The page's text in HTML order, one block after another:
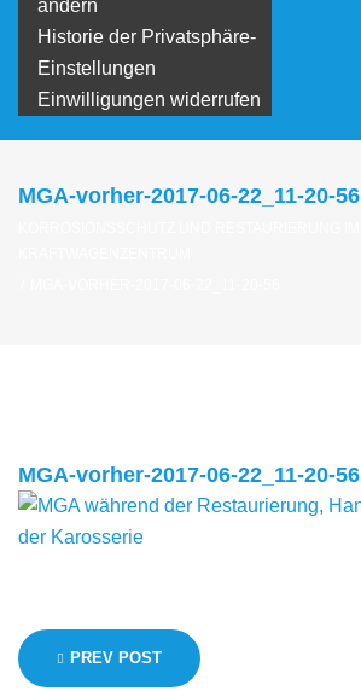
ändern
Historie der Privatsphäre-
Einstellungen
Einwilligungen widerrufen
MGA-vorher-2017-06-22_11-20-56
MGA-vorher-2017-06-22_11-20-56
Beitragsnavigation
PREV POST